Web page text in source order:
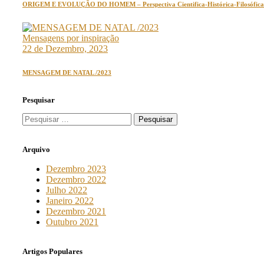
ORIGEM E EVOLUÇÃO DO HOMEM – Perspectiva Cientifica-Histórica-
Mensagens por inspiração
22 de Dezembro, 2023
MENSAGEM DE NATAL /2023
Pesquisar
Pesquisar
por:
Arquivo
Dezembro 2023
Dezembro 2022
Julho 2022
Janeiro 2022
Dezembro 2021
Outubro 2021
Artigos Populares